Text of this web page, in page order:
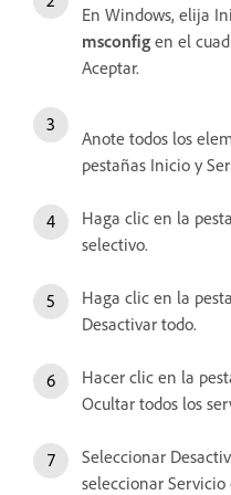
En Windows, elija
msconfig en el
Aceptar.
Anote todos los
pestañas Inicio y
Haga clic en la
selectivo.
Haga clic en la
Desactivar todo.
Hacer clic en la
Ocultar todos los
Seleccionar
seleccionar Servicio